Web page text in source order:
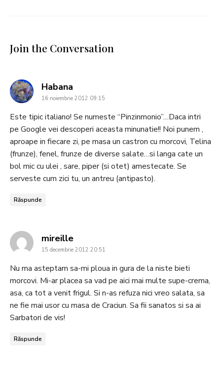
Join the Conversation
Habana
16 noiembrie 2012 09:15
Este tipic italiano! Se numeste “Pinzinmonio”…Daca intri
pe Google vei descoperi aceasta minunatie!! Noi punem ,
aproape in fiecare zi, pe masa un castron cu morcovi, Telina
(frunze), fenel, frunze de diverse salate…si langa cate un
bol mic cu ulei , sare, piper (si otet) amestecate. Se
serveste cum zici tu, un antreu (antipasto).
Răspunde
mireillesays:
15 decembrie 2012 20:51
Nu ma asteptam sa-mi ploua in gura de la niste bieti
morcovi. Mi-ar placea sa vad pe aici mai multe supe-crema,
asa, ca tot a venit frigul. Si n-as refuza nici vreo salata, sa
ne fie mai usor cu masa de Craciun. Sa fii sanatos si sa ai
Sarbatori de vis!
Răspunde